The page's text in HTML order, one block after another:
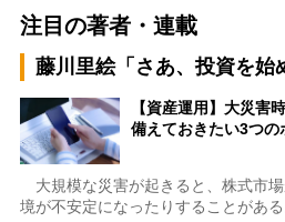
注目の著者・連載
藤川里絵「さあ、投資を始
【資産運用】大災害
備えておきたい3つ
大規模な災害が起きると、株式市
境が不安定になったりすることがあ